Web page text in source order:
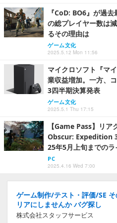
『CoD: BO6』が過
の総プレイヤー数は
るその理由は
ゲーム文化
2025.5.12 Mon 11:56
マイクロソフト『マ
業収益増加。一方、
3四半期決算発表
ゲーム文化
2025.5.1 Thu 17:15
【Game Pass】リ
Obscur: Expedition
25年5月上旬までの
PC
2025.4.16 Wed 7:00
ゲーム制作/テスト・評価/SE
リアにしませんか バグ探し
株式会社スタッフサービス